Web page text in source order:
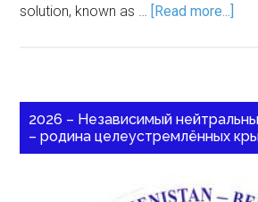
solution, known as … [Read more...]
2026 – Независимый
– родина целеустремлённых